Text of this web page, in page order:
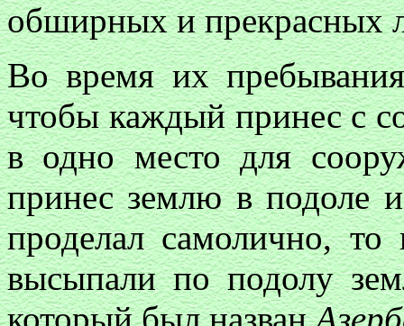
обширных и прекрасных
Во время их
чтобы каждый принес с
в одно место для
принес землю в подоле
проделал самолично,
высыпали по подолу